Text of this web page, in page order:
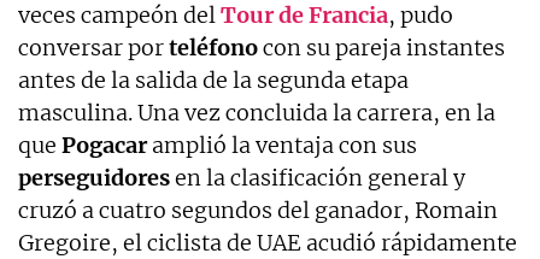
veces campeón delTour de Francia, pudo
conversar porteléfonocon su pareja instantes
antes de la salida de la segunda etapa
masculina. Una vez concluida la carrera, en la
que Pogacaramplió la ventaja con sus
perseguidoresen la clasificación general y
cruzó a cuatro segundos del ganador, Romain
Gregoire, el ciclista de UAE acudió rápidamente